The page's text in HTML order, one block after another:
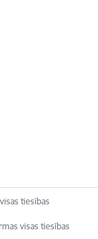
tiesības
visas tiesības